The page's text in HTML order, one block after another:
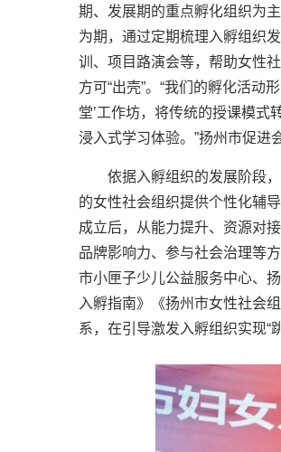
期、发展期的重点孵化组织为
为期，通过定期梳理入孵组织
训、项目路演会等，帮助女性
方可“出壳”。“我们的孵化活动
堂’工作坊，将传统的授课模式
浸入式学习体验。”扬州市促进
依据入孵组织的发展阶段
的女性社会组织提供个性化辅
成立后，从能力提升、资源对
品牌影响力、参与社会治理等
市小匣子少儿公益服务中心、
入孵指南》《扬州市女性社会
系，在引导激发入孵组织实现“